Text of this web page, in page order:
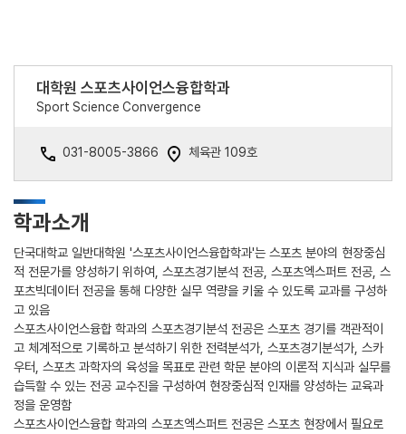
대학원 스포츠사이언스융합학과
Sport Science Convergence
031-8005-3866 체육관 109호
학과소개
단국대학교 일반대학원 '스포츠사이언스융합학과'는 스포츠 분야의 현장중심
적 전문가를 양성하기 위하여, 스포츠경기분석 전공, 스포츠엑스퍼트 전공, 스
포츠빅데이터 전공을 통해 다양한 실무 역량을 키울 수 있도록 교과를 구성하
고 있음
스포츠사이언스융합 학과의 스포츠경기분석 전공은 스포츠 경기를 객관적이
고 체계적으로 기록하고 분석하기 위한 전력분석가, 스포츠경기분석가, 스카
우터, 스포츠 과학자의 육성을 목표로 관련 학문 분야의 이론적 지식과 실무를
습득할 수 있는 전공 교수진을 구성하여 현장중심적 인재를 양성하는 교육과
정을 운영함
스포츠사이언스융합 학과의 스포츠엑스퍼트 전공은 스포츠 현장에서 필요로